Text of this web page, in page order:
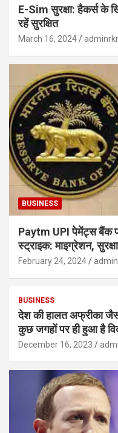
E-Sim सुरक्षा: हैकर्स के
रहें सुरक्षित
March 16, 2024
BUSINESS
Paytm UPI पेमेंट्स बैंक
स्ट्राइक: माइग्रेशन,
February 24, 2024
BUSINESS
देश की हालत अफ्रीका जैसी,
कुछ जगहों पर ही हुआ है
December 16, 2023